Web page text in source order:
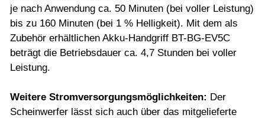
je nach Anwendung ca. 50 Minuten (bei voller Leistung)
bis zu 160 Minuten (bei 1 % Helligkeit). Mit dem als
Zubehör erhältlichen Akku-Handgriff BT-BG-EV5C
beträgt die Betriebsdauer ca. 4,7 Stunden bei voller
Leistung.
Weitere Stromversorgungsmöglichkeiten: Der
Scheinwerfer lässt sich auch über das mitgelieferte